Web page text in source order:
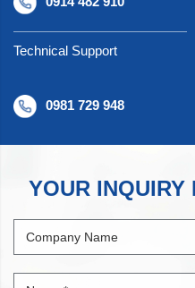
Technical Support
0981 729 948
YOUR INQUIRY